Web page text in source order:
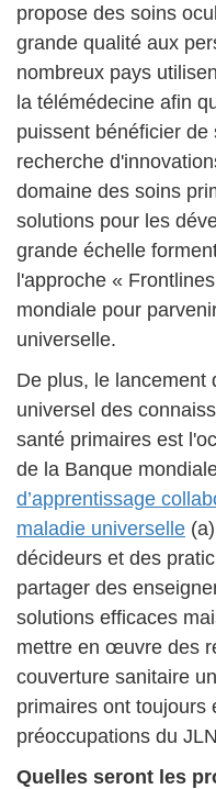
propose des soins
grande qualité aux
nombreux pays
la télémédecine afin
puissent bénéficier
recherche
domaine des soins
solutions pour les
grande échelle
l'approche «
mondiale pour
universelle.
De plus, le lancement
universel des
santé primaires est
de la Banque
d’apprentissage
maladie universelle
décideurs et des
partager des
solutions efficaces
mettre en œuvre des
couverture sanitaire
primaires ont
préoccupations du
Quelles seront les